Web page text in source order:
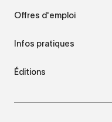
Offres d'emploi
Infos pratiques
Éditions